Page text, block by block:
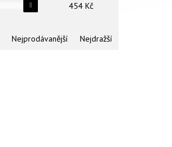
454 Kč
Nejprodávanější Nejdražší